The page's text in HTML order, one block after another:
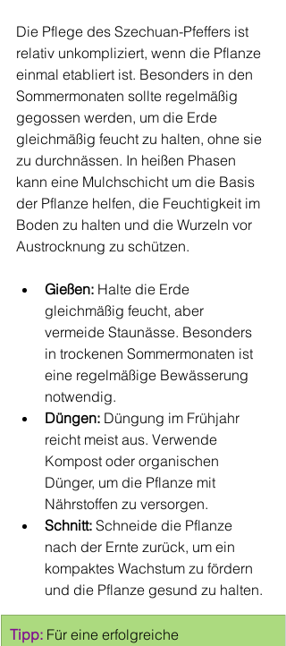
Die Pflege des Szechuan-Pfeffers ist
relativ unkompliziert, wenn die Pflanze
einmal etabliert ist. Besonders in den
Sommermonaten sollte regelmäßig
gegossen werden, um die Erde
gleichmäßig feucht zu halten, ohne sie
zu durchnässen. In heißen Phasen
kann eine Mulchschicht um die Basis
der Pflanze helfen, die Feuchtigkeit im
Boden zu halten und die Wurzeln vor
Austrocknung zu schützen.
Gießen: Halte die Erde
gleichmäßig feucht, aber
vermeide Staunässe. Besonders
in trockenen Sommermonaten ist
eine regelmäßige Bewässerung
notwendig.
Düngen: Düngung im Frühjahr
reicht meist aus. Verwende
Kompost oder organischen
Dünger, um die Pflanze mit
Nährstoffen zu versorgen.
Schnitt: Schneide die Pflanze
nach der Ernte zurück, um ein
kompaktes Wachstum zu fördern
und die Pflanze gesund zu halten.
Tipp: Für eine erfolgreiche